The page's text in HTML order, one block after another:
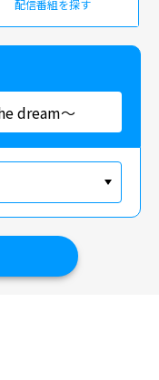
配信番組を探す